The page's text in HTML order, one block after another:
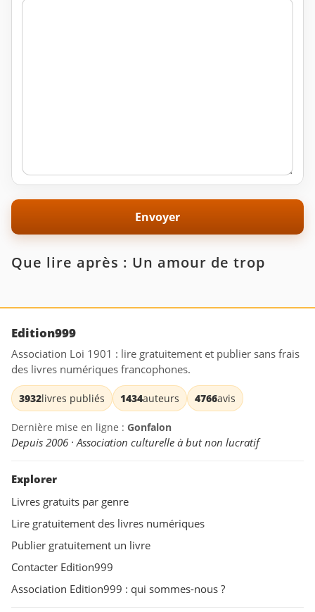
Que lire après : Un amour de trop
Edition999
Association Loi 1901 : lire gratuitement et publier sans frais
des livres numériques francophones.
3932livres publiés 1434auteurs 4766avis
Dernière mise en ligne : Gonfalon
Depuis 2006 · Association culturelle à but non lucratif
Explorer
Livres gratuits par genre
Lire gratuitement des livres numériques
Publier gratuitement un livre
Contacter Edition999
Association Edition999 : qui sommes-nous ?